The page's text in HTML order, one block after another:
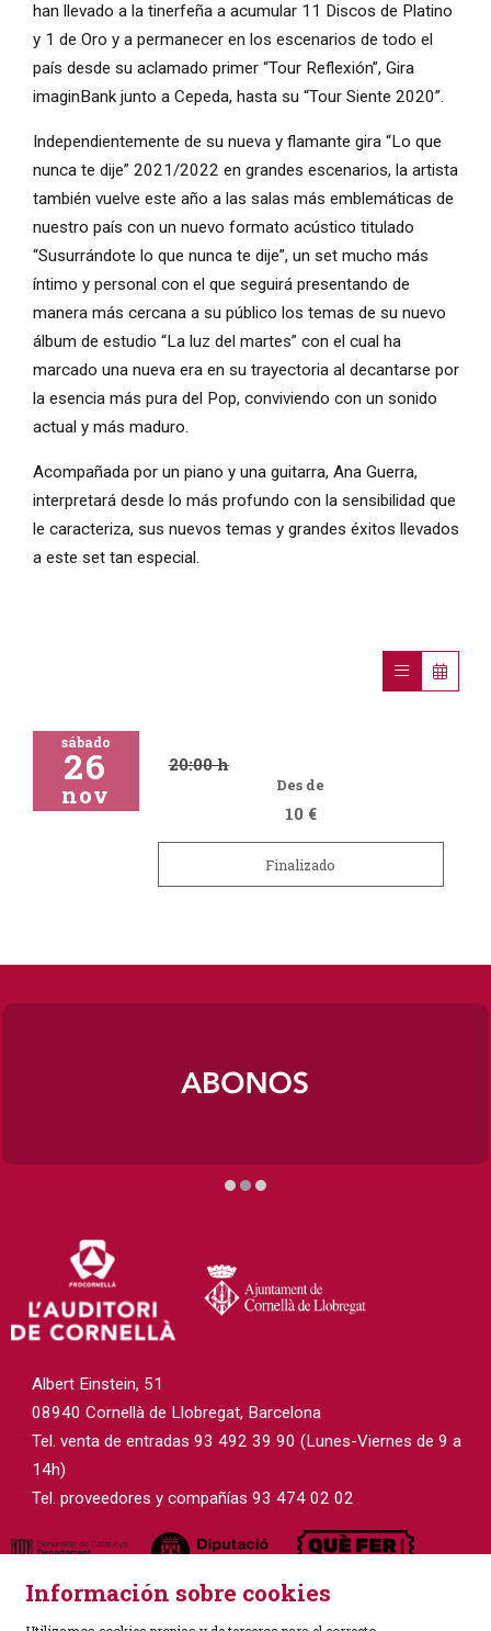
han llevado a la tinerfeña a acumular 11 Discos de Platino
y 1 de Oro y a permanecer en los escenarios de todo el
país desde su aclamado primer “Tour Reflexión”, Gira
imaginBank junto a Cepeda, hasta su “Tour Siente 2020”.
Independientemente de su nueva y flamante gira “Lo que
nunca te dije” 2021/2022 en grandes escenarios, la artista
también vuelve este año a las salas más emblemáticas de
nuestro país con un nuevo formato acústico titulado
“Susurrándote lo que nunca te dije”, un set mucho más
íntimo y personal con el que seguirá presentando de
manera más cercana a su público los temas de su nuevo
álbum de estudio “La luz del martes” con el cual ha
marcado una nueva era en su trayectoria al decantarse por
la esencia más pura del Pop, conviviendo con un sonido
actual y más maduro.
Acompañada por un piano y una guitarra, Ana Guerra,
interpretará desde lo más profundo con la sensibilidad que
le caracteriza, sus nuevos temas y grandes éxitos llevados
a este set tan especial.
sábado
26
nov
20:00 h
Des de
10 €
Finalizado
Albert Einstein, 51
08940 Cornellà de Llobregat, Barcelona
Tel. venta de entradas 93 492 39 90 (Lunes-Viernes de 9 a
14h)
Tel. proveedores y compañías 93 474 02 02
Información sobre cookies